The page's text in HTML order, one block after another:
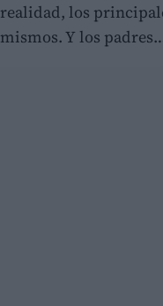
realidad, los
mismos. Y los